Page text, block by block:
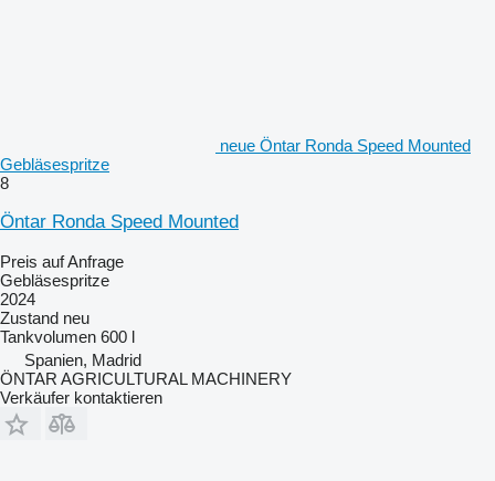
neue Öntar Ronda Speed ​​Mounted
Gebläsespritze
8
Öntar Ronda Speed ​​Mounted
Preis auf Anfrage
Gebläsespritze
2024
Zustand neu
Tankvolumen 600 l
Spanien, Madrid
ÖNTAR AGRICULTURAL MACHINERY
Verkäufer kontaktieren